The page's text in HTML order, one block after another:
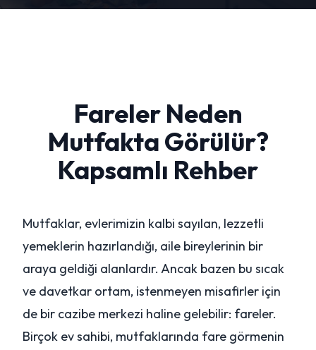
Fareler Neden
Mutfakta Görülür?
Kapsamlı Rehber
Mutfaklar, evlerimizin kalbi sayılan, lezzetli
yemeklerin hazırlandığı, aile bireylerinin bir
araya geldiği alanlardır. Ancak bazen bu sıcak
ve davetkar ortam, istenmeyen misafirler için
de bir cazibe merkezi haline gelebilir: fareler.
Birçok ev sahibi, mutfaklarında fare görmenin